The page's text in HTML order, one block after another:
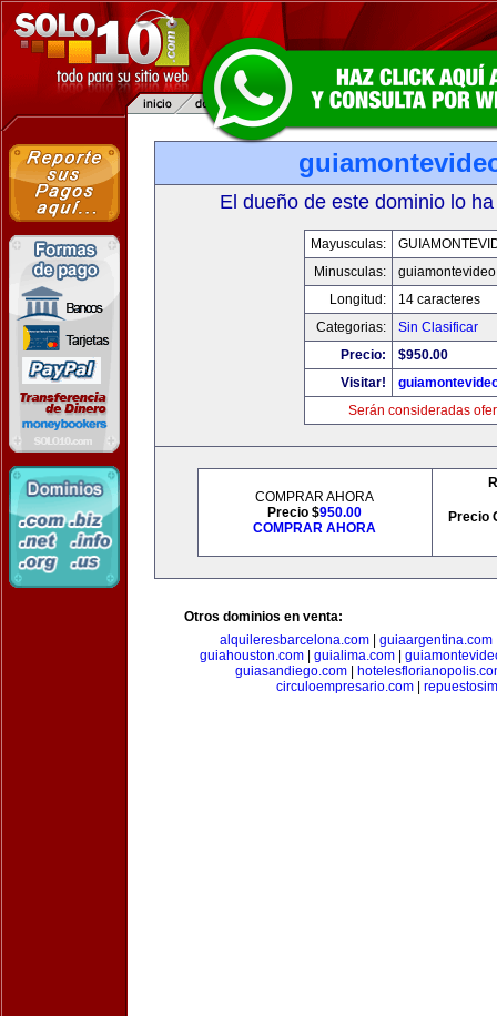
El dueño de este dominio lo
Mayusculas:
Minusculas:
Longitud:
14 caracteres
Categorias:
Sin Clasificar
Precio:
$950.00
Visitar!
Serán consideradas
COMPRAR AHORA
Precio $950.00
COMPRAR AHORA
Precio
Otros dominios en venta:
alquileresbarcelona.com| guiaargentina.com
guiahouston.com| guialima.com|
guiasandiego.com
circuloempresario.com